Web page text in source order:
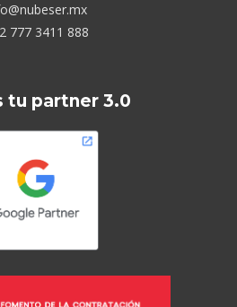
777 3411 888
tu partner 3.0